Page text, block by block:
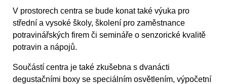
V prostorech centra se bude konat také výuka pro
střední a vysoké školy, školení pro zaměstnance
potravinářských firem či semináře o senzorické kvalitě
potravin a nápojů.
Součástí centra je také zkušebna s dvanácti
degustačními boxy se speciálním osvětlením, výpočetní